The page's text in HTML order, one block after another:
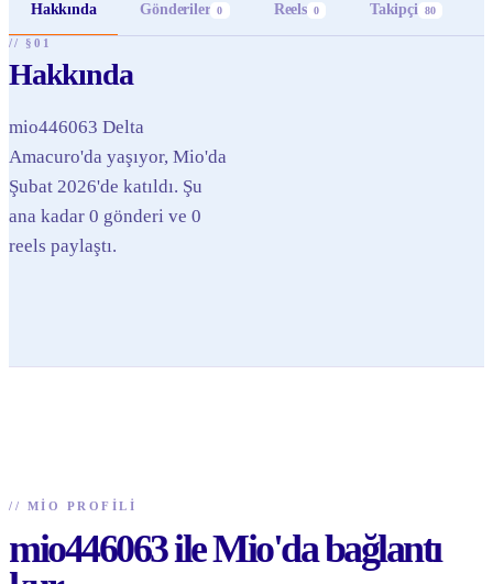
Hakkında Gönderiler 0 Reels 0 Takipçi 80
// §01
Hakkında
mio446063 Delta
Amacuro'da yaşıyor, Mio'da
Şubat 2026'de katıldı. Şu
ana kadar 0 gönderi ve 0
reels paylaştı.
// MIO PROFILI
mio446063 ile Mio'da bağlantı